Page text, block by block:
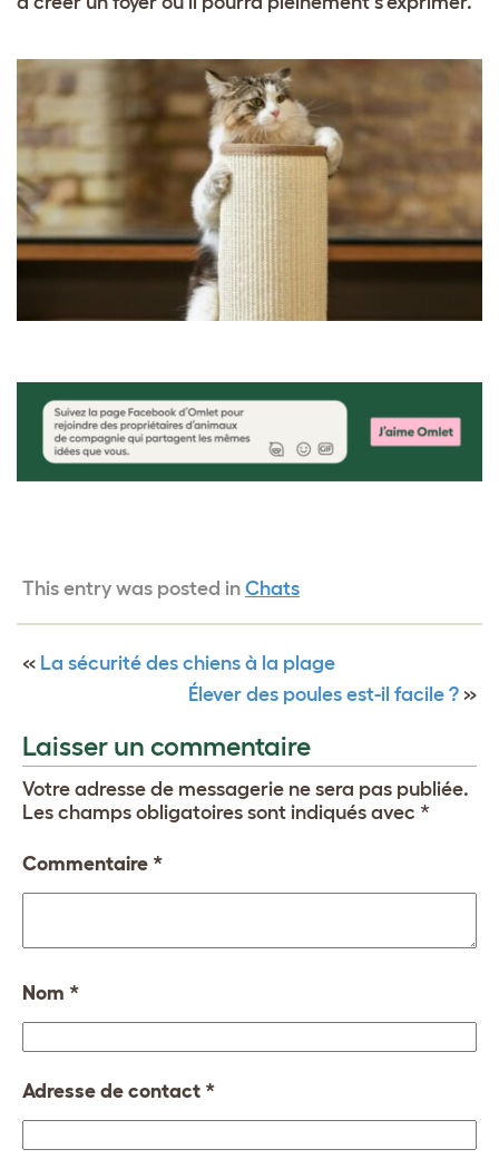
This entry was posted in Chats
« La sécurité des chiens à la plage
Élever des poules est-il facile ? »
Laisser un commentaire
Votre adresse de messagerie ne sera pas publiée.
Les champs obligatoires sont indiqués avec *
Commentaire *
Nom *
Adresse de contact *